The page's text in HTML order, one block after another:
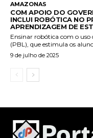
AMAZONAS
COM APOIO DO
INCLUI ROBÓTICA NO
APRENDIZAGEM DE
Ensinar robótica com o
(PBL), que estimula os
9 de julho de 2025